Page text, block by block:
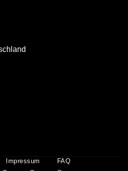
Impressum FAQ